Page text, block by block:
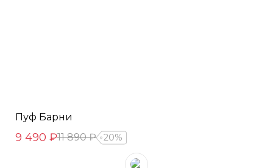
Пуф Барни
9 490 ₽11 890 ₽ 20%